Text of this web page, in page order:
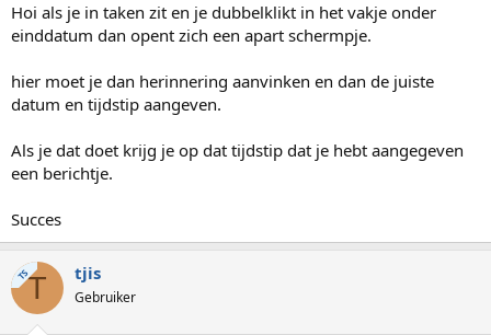
Hoi als je in taken zit en je dubbelklikt in het vakje onder
einddatum dan opent zich een apart schermpje.
hier moet je dan herinnering aanvinken en dan de juiste
datum en tijdstip aangeven.
Als je dat doet krijg je op dat tijdstip dat je hebt aangegeven
een berichtje.
Succes
TST tjis
Gebruiker